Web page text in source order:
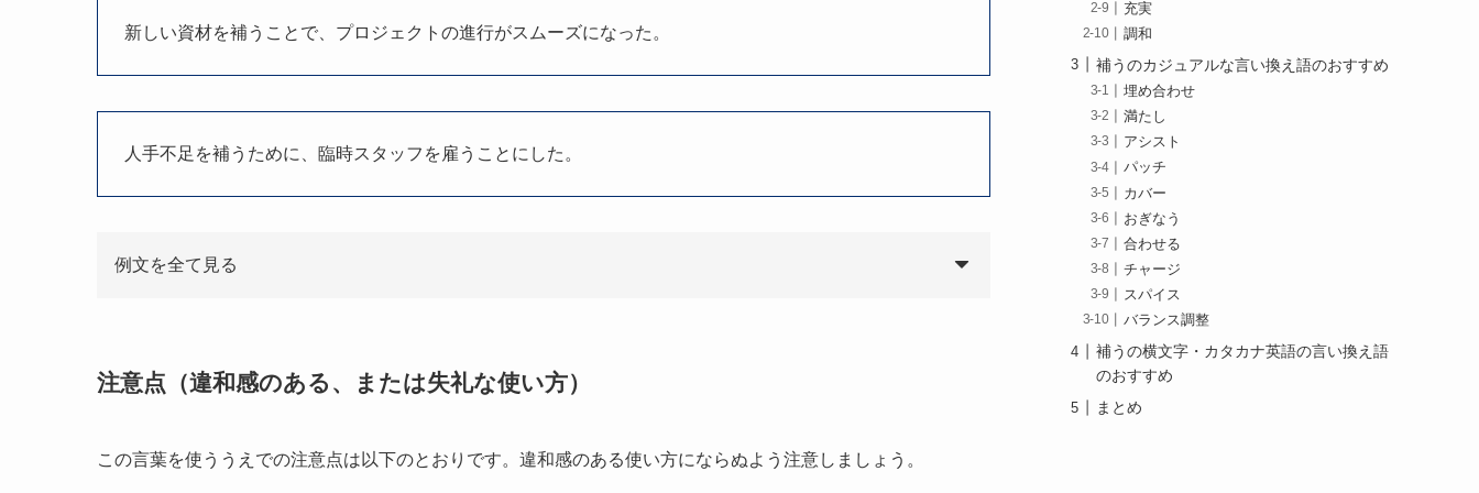
新しい資材を補うことで、プロジェクトの進行がスムーズになった。
人手不足を補うために、臨時スタッフを雇うことにした。
例文を全て見る
注意点（違和感のある、または失礼な使い方）
この言葉を使ううえでの注意点は以下のとおりです。違和感のある使い方にならぬよう注意しましょう。
充実
調和
補うのカジュアルな言い換え語のおすすめ
埋め合わせ
満たし
アシスト
パッチ
カバー
おぎなう
合わせる
チャージ
スパイス
バランス調整
補うの横文字・カタカナ英語の言い換え語
のおすすめ
まとめ